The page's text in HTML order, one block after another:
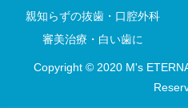
親知らずの抜歯・口腔外科
審美治療・白い歯に
Copyright © 2020 M's